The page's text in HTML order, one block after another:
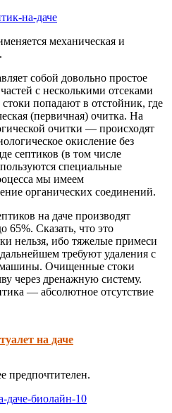
механическая и
собой довольно простое
с несколькими отсеками
попадают в отстойник, где
(первичная) очитка. На
очитки — происходят
окисление без
септиков (в том числе
специальные
мы имеем
органических соединений.
на даче производят
65%. Сказать, что это
нельзя, ибо тяжелые примеси
требуют удаления с
Очищенные стоки
через дренажную систему.
— абсолютное отсутствие
на даче
предпочтителен.